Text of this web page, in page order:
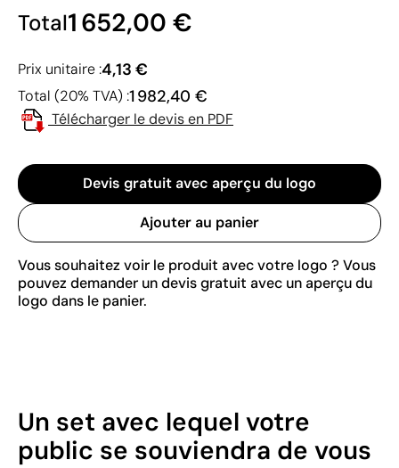
Total1 652,00 €
Prix unitaire :4,13 €
Total (20% TVA) :1 982,40 €
Télécharger le devis en PDF
Devis gratuit avec aperçu du logo
Ajouter au panier
Vous souhaitez voir le produit avec votre logo ? Vous
pouvez demander un devis gratuit avec un aperçu du
logo dans le panier.
Un set avec lequel votre
public se souviendra de vous